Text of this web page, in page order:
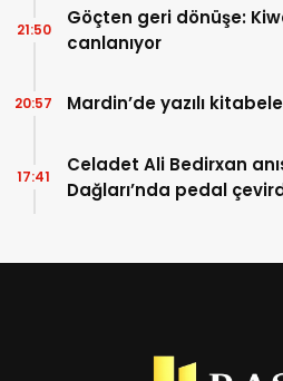
Göçten geri dönüşe:
canlanıyor
21:50
Mardin’de yazılı
20:57
Celadet Ali Bedirxan
Dağları’nda pedal
17:41